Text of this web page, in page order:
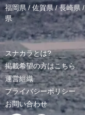
福岡県/佐賀県/長崎県
県
スナカラとは?
掲載希望の方はこちら
運営組織
プライバシーポリシー
お問い合わせ